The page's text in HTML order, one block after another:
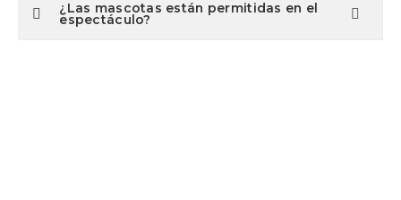
¿Las mascotas están permitidas en el
espectáculo?